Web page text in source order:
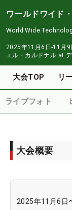
ワールドワイド
World Wide
2025年11月6日-11月9
エル・カルドナル at
大会TOP リ
ライブフォト
大会概要
2025年11月6日